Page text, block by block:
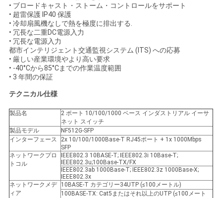
求
し
な
さ
い
地
図
プ
• ブロードキャスト・ストーム・コントロールをサポート
• 超雷保護 IP40 保護
• 冷却扇風機なしで熱を極度に排出する.
• 冗長な二重DC電源入力
• 冗長な電源入力
都市インテリジェント交通監視システム (ITS) への応募
• 厳しい産業環境やより高い要求
• -40°Cから85°Cまでの作業温度範囲
• 3 年間の保証
テクニカル仕様
製品名
2 ポート 10/100/1000 ベース インダストリアル イーサ
ネット スイッチ
製品モデル
NF512G-SFP
インターフェース
2x 10/100/1000Base-T RJ45ポート + 1x 1000Mbps
SFP
ネットワークプロ
トコル
IEEE802.3 10BASE-T; IEEE802.3i 10Base-T;
IEEE802.3u;100Base-TX/FX
IEEE802.3ab 1000Base-T; IEEE802.3z 1000Base-X;
IEEE802.3x
ネットワークメデ
ィア
10BASE-T カテゴリー34UTP (≤100メートル)
100BASE-TX: Cat5またはそれ以上のUTP (≤100メート